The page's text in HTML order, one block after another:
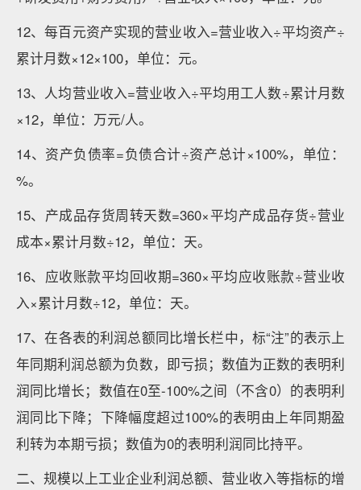
12、每百元资产实现的营业收入=营业收入÷平均资产÷
累计月数×12×100，单位：元。
13、人均营业收入=营业收入÷平均用工人数÷累计月数
×12，单位：万元/人。
14、资产负债率=负债合计÷资产总计×100%，单位：
%。
15、产成品存货周转天数=360×平均产成品存货÷营业
成本×累计月数÷12，单位：天。
16、应收账款平均回收期=360×平均应收账款÷营业收
入×累计月数÷12，单位：天。
17、在各表的利润总额同比增长栏中，标“注”的表示上
年同期利润总额为负数，即亏损；数值为正数的表明利
润同比增长；数值在0至-100%之间（不含0）的表明利
润同比下降；下降幅度超过100%的表明由上年同期盈
利转为本期亏损；数值为0的表明利润同比持平。
二、规模以上工业企业利润总额、营业收入等指标的增